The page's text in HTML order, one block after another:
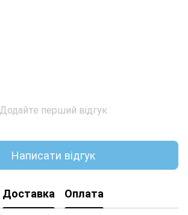
Додайте перший відгук
Написати відгук
Доставка Оплата